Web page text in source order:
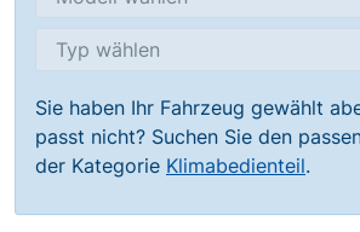
Sie haben Ihr Fahrzeug gewählt
passt nicht? Suchen Sie den
der Kategorie Klimabedienteil.